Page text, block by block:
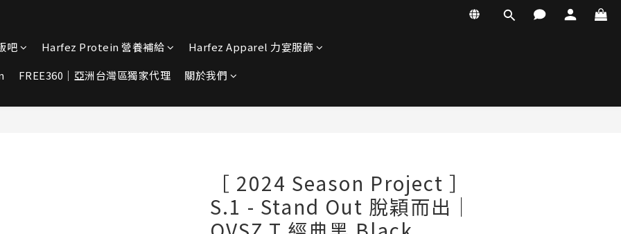
吧 Harfez Protein 營養補給
Harfez Apparel 力宴服飾
FREE360｜亞洲台灣區獨家代理 關於我們
［ 2024 Season Project ］
S.1 - Stand Out 脫穎而出｜